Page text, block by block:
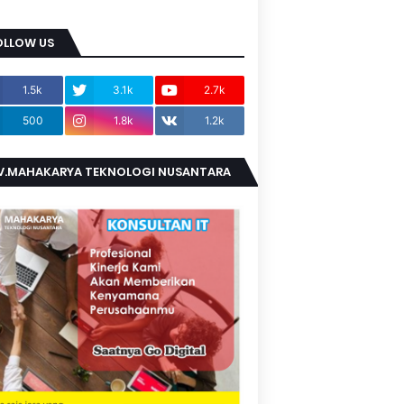
US
1.5k 3.1k 2.7k
500 1.8k 1.2k
TEKNOLOGI NUSANTARA